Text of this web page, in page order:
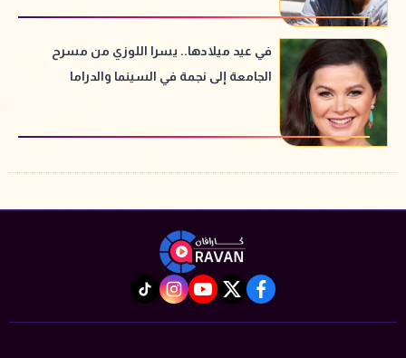
في عيد ميلادها.. يسرا اللوزي من مسرح
الجامعة إلى نجمة في السينما والدراما
facebook
twitter
youtube
instagram
tiktok